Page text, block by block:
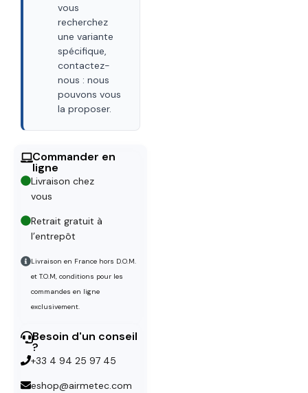
vous
recherchez
une variante
spécifique,
contactez-
nous : nous
pouvons vous
la proposer.
Commander en
ligne
Livraison chez
vous
Retrait gratuit à
l’entrepôt
Livraison en France hors D.O.M.
et T.O.M, conditions pour les
commandes en ligne
exclusivement.
Besoin d'un conseil
?
+33 4 94 25 97 45
eshop@airmetec.com